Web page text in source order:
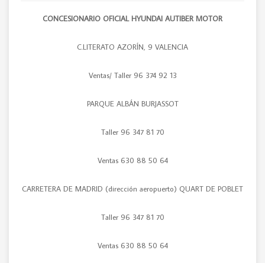
CONCESIONARIO OFICIAL HYUNDAI AUTIBER MOTOR
C.LITERATO AZORÍN, 9 VALENCIA
Ventas/ Taller 96 374 92 13
PARQUE ALBÁN BURJASSOT
Taller 96 347 81 70
Ventas 630 88 50 64
CARRETERA DE MADRID (dirección aeropuerto) QUART DE POBLET
Taller 96 347 81 70
Ventas 630 88 50 64